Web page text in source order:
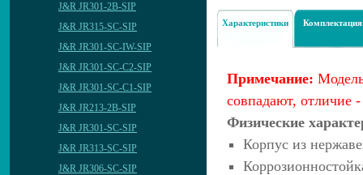
J&R JR301-2B-SIP
J&R JR315-SC-SIP
J&R JR301-SC-IW-SIP
J&R JR301-SC-C2-SIP
J&R JR301-SC-C1-SIP
J&R JR213-2B-SIP
J&R JR301-SC-SIP
J&R JR313-SC-SIP
J&R JR306-SC-SIP
Характеристики Комплектация
Примечание:
совпадают, отличие
Физические
Корпус из